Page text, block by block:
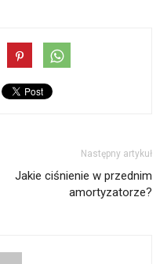
Następny artykuł
Jakie ciśnienie w przednim
amortyzatorze?